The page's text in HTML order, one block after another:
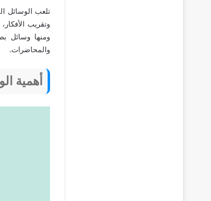
تلعب الوسائل
وتقريب
ومنها وسائل
والمحاضرات.
أهمية